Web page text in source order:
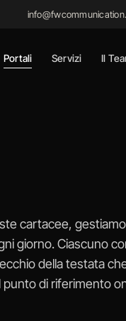
Portali Servizi Il
cartacee,
giorno. Ciascuno
della testata
punto di riferimento